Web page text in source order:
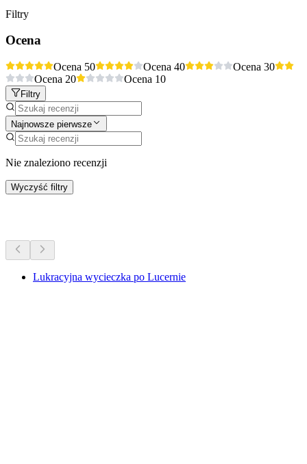
Filtry
Ocena
Ocena 50 Ocena 40 Ocena 30
Ocena 20 Ocena 10
Filtry
Najnowsze pierwsze
Nie znaleziono recenzji
Wyczyść filtry
Lukracyjna wycieczka po Lucernie